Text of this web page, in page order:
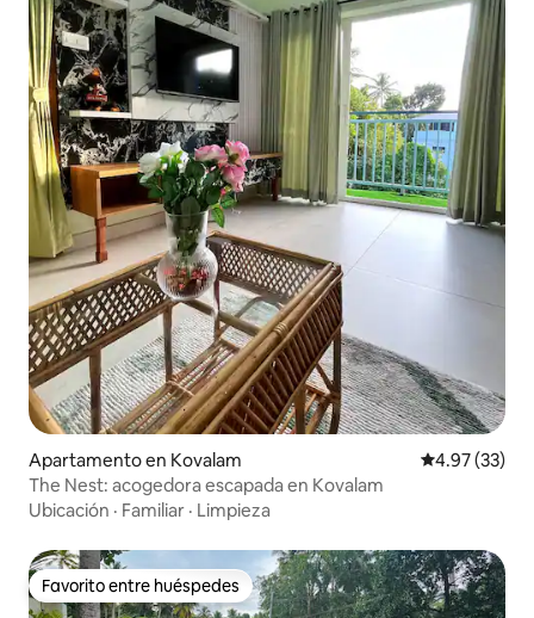
Apartamento en Kovalam Calificación
4.97 (33)
The Nest: acogedora escapada en Kovalam
Ubicación · Familiar · Limpieza
Favorito entre huéspedes
Favorito entre huéspedes